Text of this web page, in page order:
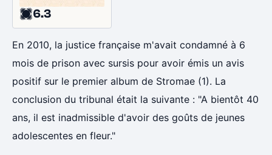
6.3
En 2010, la justice française m'avait condamné à 6
mois de prison avec sursis pour avoir émis un avis
positif sur le premier album de Stromae (1). La
conclusion du tribunal était la suivante : "A bientôt 40
ans, il est inadmissible d'avoir des goûts de jeunes
adolescentes en fleur."